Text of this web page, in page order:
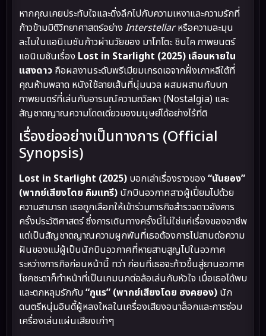
หากคุณเคยประทับใจและดิ่งลึกไปกับความเหงาและความรักที่
ก้าวข้ามมิติวิทยาศาสตร์อย่าง Interstellarหรือความละมุน
ละไมในแอนิเมชันก้าวผ่านวัยของ มาโกโตะ ชินไค ภาพยนตร์
แอนิเมชันเรื่อง Lost in Starlight (2025) เลือนหายใน
แสงดาว คือผลงานระดับพรีเมียมเกรดเอจากฝั่งเกาหลีใต้ที่
คุณห้ามพลาด หนังใช้ลายเส้นที่นุ่มนวล ผสมผสานกับบท
ภาพยนตร์ที่เล่นกับอารมณ์ความถวิลหา (Nostalgia) และ
สัญชาตญาณความโดดเดี่ยวของมนุษย์ได้อย่างไร้ที่ติ
เรื่องย่ออย่างเป็นทางการ (Official
Synopsis)
Lost in Starlight (2025) บอกเล่าเรื่องราวของ “นันยอง”
(พากย์เสียงโดย คิมแทรี) นักบินอวกาศสาวผู้เปี่ยมไปด้วย
ความสามารถ เธอถูกเลือกให้เข้าร่วมภารกิจสำรวจดาวอังคาร
ครั้งประวัติศาสตร์ ซึ่งการเดินทางครั้งนี้ไม่ใช่แค่เรื่องของอาชีพ
แต่เป็นสัญชาตญาณความผูกพันที่เธอต้องการไปสานต่อความ
ฝันของแม่ผู้เป็นนักบินอวกาศที่หายสาบสูญไปในอวกาศ
ระหว่างภารกิจก่อนหน้านี้ ทว่า ก่อนที่เธอจะก้าวขึ้นสู่ยานอวกาศ
โชคชะตาก็ทำหน้าที่เป็นเกมนกต่อล้อเล่นกับหัวใจ เมื่อเธอได้พบ
และตกหลุมรักกับ“กูแร” (พากย์เสียงโดย ฮงคยอง) นัก
ดนตรีหนุ่มอินดี้ผู้หลงใหลในเครื่องเสียงอนาล็อกและการซ่อม
เครื่องเล่นแผ่นเสียงเก่าๆ